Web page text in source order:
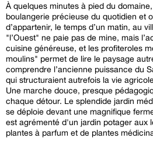
À quelques minutes à pied du
boulangerie précieuse du quotidien et
d’appartenir, le temps d’un matin, au
"l’Ouest" ne paie pas de mine, mais
cuisine généreuse, et les profiteroles
moulins" permet de lire le paysage
comprendre l’ancienne puissance du
qui structuraient autrefois la vie
Une marche douce, presque
chaque détour. Le splendide jardin
se déploie devant une magnifique
est agrémenté d'un jardin potager aux
plantes à parfum et de plantes